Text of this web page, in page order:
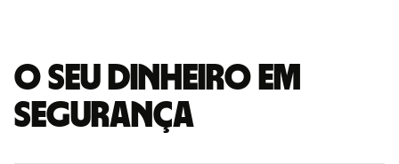
O seu dinheiro em
segurança